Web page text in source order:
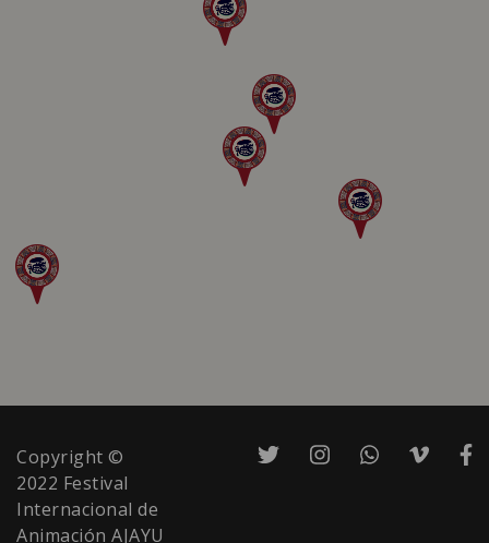
Copyright ©
2022 Festival
Internacional de
Animación AJAYU